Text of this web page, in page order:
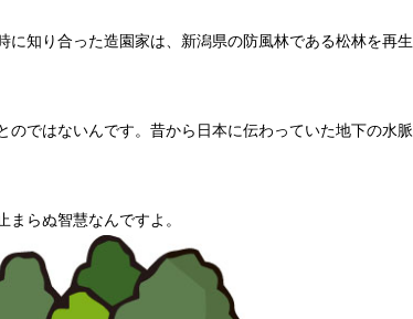
に知り合った造園家は、新潟県の防風林である松林を再生
のではないんです。昔から日本に伝わっていた地下の水脈
らぬ智慧なんですよ。